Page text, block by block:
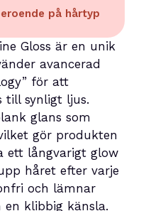
på hårtyp
Gloss är en unik
avancerad
för att
till synligt ljus.
glans som
gör produkten
ett långvarigt glow
håret efter varje
och lämnar
klibbig känsla.